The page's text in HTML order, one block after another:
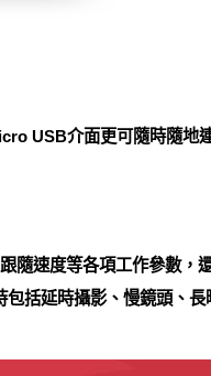
USB介面更可隨時隨地
隨速度等各項工作參數，
括延時攝影、慢鏡頭、